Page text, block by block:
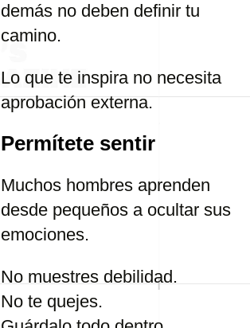
demás no deben definir tu
camino.
Lo que te inspira no necesita
aprobación externa.
Permítete sentir
Muchos hombres aprenden
desde pequeños a ocultar sus
emociones.
No muestres debilidad.
No te quejes.